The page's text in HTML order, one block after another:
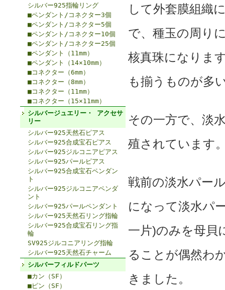
シルバー925指輪リング
■ペンダント/コネクター3個
■ペンダント/コネクター5個
■ペンダント/コネクター10個
■ペンダント/コネクター25個
■ペンダント（11mm）
■ペンダント（14×10mm）
■コネクター（6mm）
■コネクター（8mm）
■コネクター（11mm）
■コネクター（15×11mm）
シルバージュエリー・ アクセサ
リー
シルバー925天然石ピアス
シルバー925合成宝石ピアス
シルバー925ジルコニアピアス
シルバー925パールピアス
シルバー925合成宝石ペンダン
ト
シルバー925ジルコニアペンダ
ント
シルバー925パールペンダント
シルバー925天然石リング指輪
シルバー925合成宝石リング指
輪
SV925ジルコニアリング指輪
シルバー925天然石チャーム
シルバーフィルドパーツ
■カン（SF）
■ピン（SF）
して外套膜組織
で、種玉の周り
核真珠になりま
も揃うものが多
その一方で、淡
殖されています
戦前の淡水パー
になって淡水パ
一片)のみを母貝
ることが偶然わ
きました。